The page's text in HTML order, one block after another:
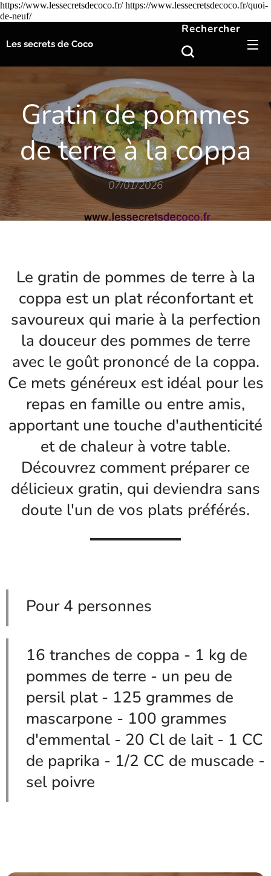
https://www.lessecretsdecoco.fr/ https://www.lessecretsdecoco.fr/quoi-
de-neuf/
Les secrets de Coco
Rechercher
Gratin de pommes
de terre à la coppa
07/01/2026
Le gratin de pommes de terre à la
coppa est un plat réconfortant et
savoureux qui marie à la perfection
la douceur des pommes de terre
avec le goût prononcé de la coppa.
Ce mets généreux est idéal pour les
repas en famille ou entre amis,
apportant une touche d'authenticité
et de chaleur à votre table.
Découvrez comment préparer ce
délicieux gratin, qui deviendra sans
doute l'un de vos plats préférés.
Pour 4 personnes
16 tranches de coppa - 1 kg de
pommes de terre - un peu de
persil plat - 125 grammes de
mascarpone - 100 grammes
d'emmental - 20 Cl de lait - 1 CC
de paprika - 1/2 CC de muscade -
sel poivre